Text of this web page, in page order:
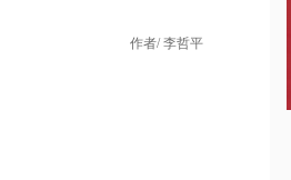
作者/ 李哲平